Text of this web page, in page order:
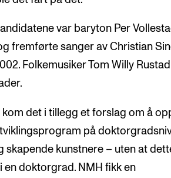
var baryton Per
fremførte sanger av Christian
Folkemusiker Tom Willy
kom det i tillegg et forslag om å
på
skapende kunstnere – uten at
en doktorgrad. NMH fikk en